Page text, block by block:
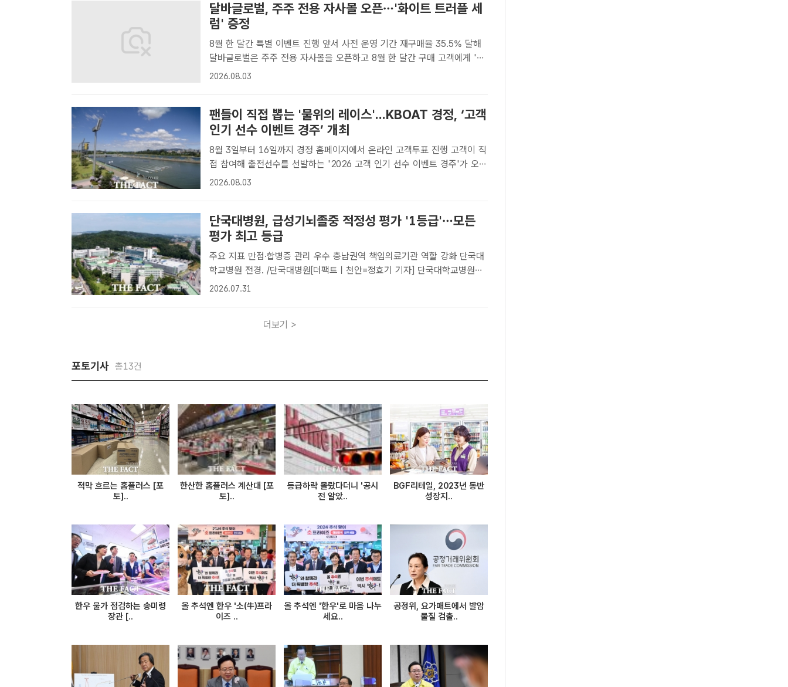
달바글로벌, 주주 전용 자사몰 오픈…'화이트 트러플 세
럼' 증정
8월 한 달간 특별 이벤트 진행 앞서 사전 운영 기간 재구매율 35.5% 달해
달바글로벌은 주주 전용 자사몰을 오픈하고 8월 한 달간 구매 고객에게 '화
이트 트러플 수프림 인텐시브 세럼'을 증정하는 특별 이벤트를 진행한다고
2026.08.03
팬들이 직접 뽑는 '물위의 레이스'...KBOAT 경정, ‘고객
인기 선수 이벤트 경주’ 개최
8월 3일부터 16일까지 경정 홈페이지에서 온라인 고객투표 진행 고객이 직
접 참여해 출전선수를 선발하는 '2026 고객 인기 선수 이벤트 경주'가 오는
8월 26일부터 27일까지 미사경정장에서 개최된다./국민체육진흥공단[더팩
2026.08.03
단국대병원, 급성기뇌졸중 적정성 평가 '1등급'…모든
평가 최고 등급
주요 지표 만점·합병증 관리 우수 충남권역 책임의료기관 역할 강화 단국대
학교병원 전경. /단국대병원[더팩트ㅣ천안=정효기 기자] 단국대학교병원은
건강보험심사평가원(심평원)이 실시한 '급성기뇌졸중 적정성 평가'에서 1등
2026.07.31
더보기 >
포토기사 총13건
적막 흐르는 홈플러스 [포
토]..
한산한 홈플러스 계산대 [포
토]..
등급하락 몰랐다더니 '공시
전 알았..
BGF리테일, 2023년 동반
성장지..
한우 물가 점검하는 송미령
장관 [..
올 추석엔 한우 '소(牛)프라
이즈 ..
올 추석엔 '한우'로 마음 나누
세요..
공정위, 요가매트에서 발암
물질 검출..